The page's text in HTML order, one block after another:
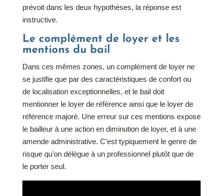
prévoit dans les deux hypothèses, la réponse est
instructive.
Le complément de loyer et les
mentions du bail
Dans ces mêmes zones, un complément de loyer ne
se justifie que par des caractéristiques de confort ou
de localisation exceptionnelles, et le bail doit
mentionner le loyer de référence ainsi que le loyer de
référence majoré. Une erreur sur ces mentions expose
le bailleur à une action en diminution de loyer, et à une
amende administrative. C’est typiquement le genre de
risque qu’on délègue à un professionnel plutôt que de
le porter seul.